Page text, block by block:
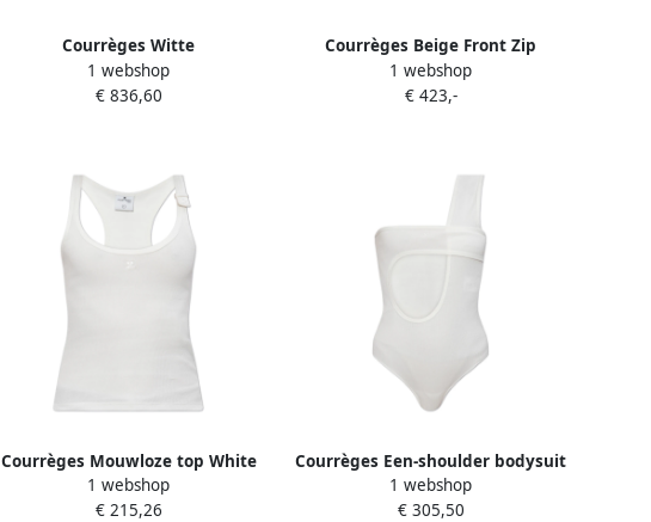
Courrèges Witte
Drukknopsluiting Jas White
Dames
1 webshop
€ 836,60
Courrèges Beige Front Zip
Volledige Voering Jas White
Dames
1 webshop
€ 423,-
Courrèges Mouwloze top White
Dames
1 webshop
€ 215,26
Courrèges Een-shoulder bodysuit
White Dames
1 webshop
€ 305,50